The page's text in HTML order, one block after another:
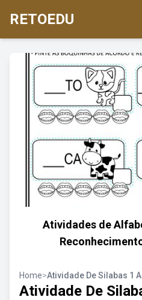
RETOEDU
Atividades de
Home>Atividade De Silabas 1
Atividade De